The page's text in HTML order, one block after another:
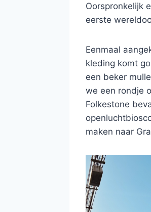
Oorspronkelijk
eerste
Eenmaal
kleding komt
een beker
we een rondje
Folkestone
maken naar